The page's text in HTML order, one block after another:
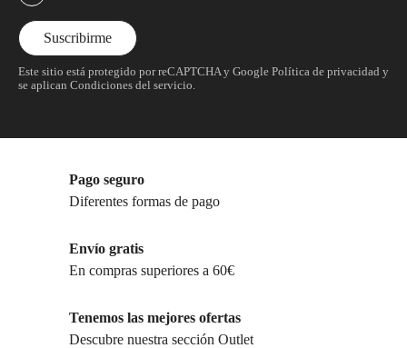
Este sitio está protegido por reCAPTCHA y Google Política de privacidad y
se aplican Condiciones del servicio.
Pago seguro
Diferentes formas de pago
Envío gratis
En compras superiores a 60€
Tenemos las mejores ofertas
Descubre nuestra sección Outlet